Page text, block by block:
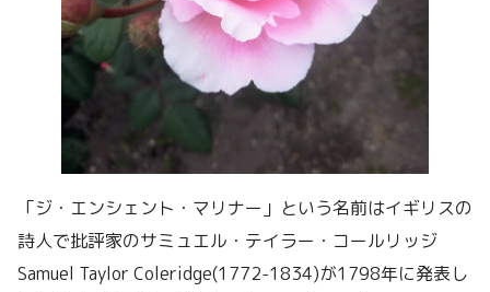
「ジ・エンシェント・マリナー」という名前はイギリスの
詩人で批評家のサミュエル・テイラー・コールリッジ
Samuel Taylor Coleridge(1772-1834)が1798年に発表し